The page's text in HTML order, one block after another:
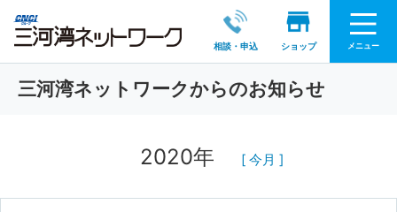
相談・申込 ショップ メニュー
三河湾ネットワークからのお知らせ
2020年 [ 今月 ]